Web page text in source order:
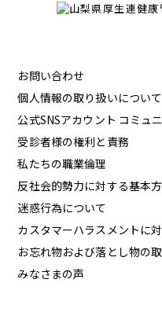
お問い合わせ
個人情報の取り扱いについて
公式SNSアカウント コミュ
受診者様の権利と責務
私たちの職業倫理
反社会的勢力に対する基本
迷惑行為について
カスタマーハラスメントに
お忘れ物および落とし物の
みなさまの声